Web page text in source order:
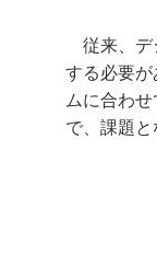
従来、デ
する必要
ムに合わ
で、課題